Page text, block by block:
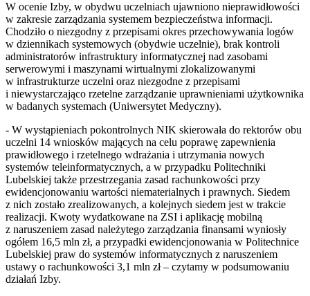
W ocenie Izby, w obydwu uczelniach ujawniono nieprawidłowości
w zakresie zarządzania systemem bezpieczeństwa informacji.
Chodziło o niezgodny z przepisami okres przechowywania logów
w dziennikach systemowych (obydwie uczelnie), brak kontroli
administratorów infrastruktury informatycznej nad zasobami
serwerowymi i maszynami wirtualnymi zlokalizowanymi
w infrastrukturze uczelni oraz niezgodne z przepisami
i niewystarczająco rzetelne zarządzanie uprawnieniami użytkownika
w badanych systemach (Uniwersytet Medyczny).
- W wystąpieniach pokontrolnych NIK skierowała do rektorów obu
uczelni 14 wniosków mających na celu poprawę zapewnienia
prawidłowego i rzetelnego wdrażania i utrzymania nowych
systemów teleinformatycznych, a w przypadku Politechniki
Lubelskiej także przestrzegania zasad rachunkowości przy
ewidencjonowaniu wartości niematerialnych i prawnych. Siedem
z nich zostało zrealizowanych, a kolejnych siedem jest w trakcie
realizacji. Kwoty wydatkowane na ZSI i aplikację mobilną
z naruszeniem zasad należytego zarządzania finansami wyniosły
ogółem 16,5 mln zł, a przypadki ewidencjonowania w Politechnice
Lubelskiej praw do systemów informatycznych z naruszeniem
ustawy o rachunkowości 3,1 mln zł – czytamy w podsumowaniu
działań Izby.